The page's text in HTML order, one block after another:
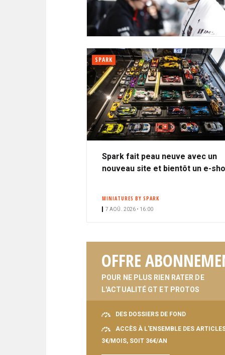
I
P
A
L
E
N
SPARK
Spark fait peau neuve avec un
nouveau site et bientôt un e-
MINIATURES BY SPARK
7 AOÛ. 2026 • 16:00
OFFRE
POUR NE PLUS RIEN RATER DE
L'ACTUALITÉ GT ET PROTOS
DES DOSSIERS DE FOND
ACCÈS À L'ENSEMBLE DES
3€/MOIS, SOIT 36€/AN